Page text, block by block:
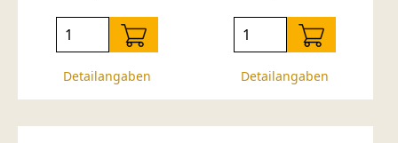
Detailangaben Detailangaben